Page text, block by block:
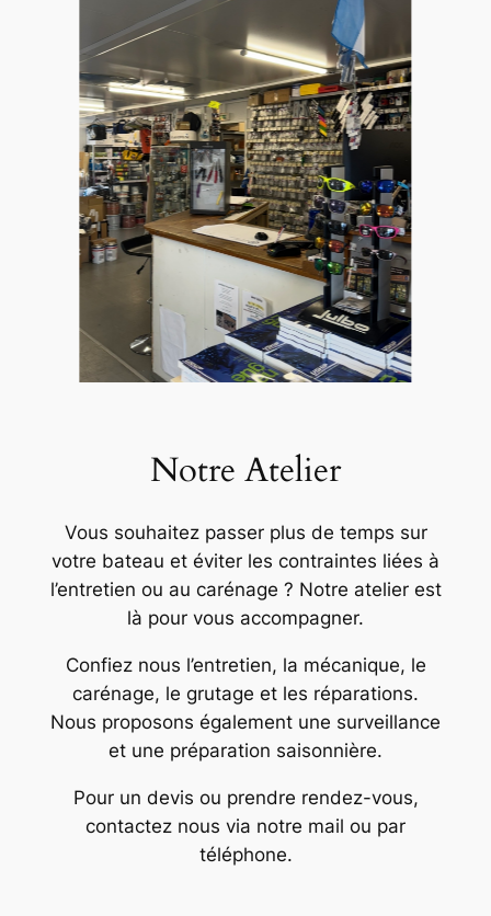
Notre Atelier
Vous souhaitez passer plus de temps sur
votre bateau et éviter les contraintes liées à
l’entretien ou au carénage ? Notre atelier est
là pour vous accompagner.
Confiez nous l’entretien, la mécanique, le
carénage, le grutage et les réparations.
Nous proposons également une surveillance
et une préparation saisonnière.
Pour un devis ou prendre rendez-vous,
contactez nous via notre mail ou par
téléphone.